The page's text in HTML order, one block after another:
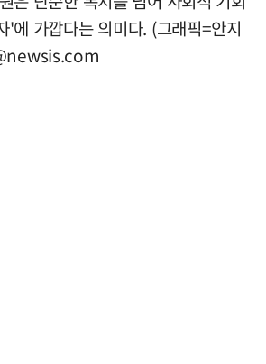
'에 가깝다는 의미다. (그래픽=안지